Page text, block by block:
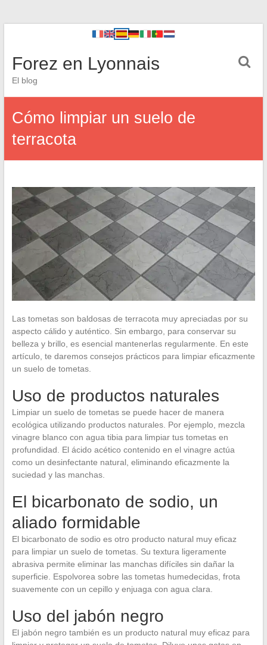
Forez en Lyonnais
El blog
Cómo limpiar un suelo de
terracota
Las tometas son baldosas de terracota muy apreciadas por su
aspecto cálido y auténtico. Sin embargo, para conservar su
belleza y brillo, es esencial mantenerlas regularmente. En este
artículo, te daremos consejos prácticos para limpiar eficazmente
un suelo de tometas.
Uso de productos naturales
Limpiar un suelo de tometas se puede hacer de manera
ecológica utilizando productos naturales. Por ejemplo, mezcla
vinagre blanco con agua tibia para limpiar tus tometas en
profundidad. El ácido acético contenido en el vinagre actúa
como un desinfectante natural, eliminando eficazmente la
suciedad y las manchas.
El bicarbonato de sodio, un
aliado formidable
El bicarbonato de sodio es otro producto natural muy eficaz
para limpiar un suelo de tometas. Su textura ligeramente
abrasiva permite eliminar las manchas difíciles sin dañar la
superficie. Espolvorea sobre las tometas humedecidas, frota
suavemente con un cepillo y enjuaga con agua clara.
Uso del jabón negro
El jabón negro también es un producto natural muy eficaz para